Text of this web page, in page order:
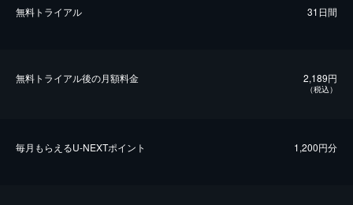
無料トライアル 31日間
無料トライアル後の⽉額料金 2,189円
（税込）
毎⽉もらえるU-NEXTポイント 1,200円分